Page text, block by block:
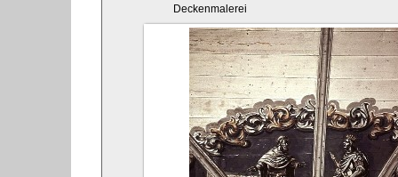
Deckenmalerei